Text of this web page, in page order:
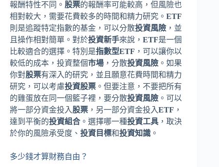
報酬特性不同。 股票的報酬率可能較高，但風險也
相對較大，需要花費較多的時間和精力研究。 ETF
則是追蹤特定指數的基金，可以分散投資風險 ，並
且操作相對簡單。對於投資新手來說， ETF是一個
比較適合的選擇。特別是指數型ETF ，可以讓你以
較低的成本，投資整個市場 ，分散投資風險 。如果
你對股票有深入的研究，並且願意花費時間和精力
研究，可以考慮投資股票 。但要注意，不要把所有
的雞蛋放在同一個籃子裡，要分散投資風險 。可以
將一部分資金投入 股票 ，另一部分資金投入ETF ，
達到平衡的投資組合 。選擇哪一種投資工具 ，取決
於你的風險承受度、 投資目標和投資知識 。
多少錢才算財務自由？